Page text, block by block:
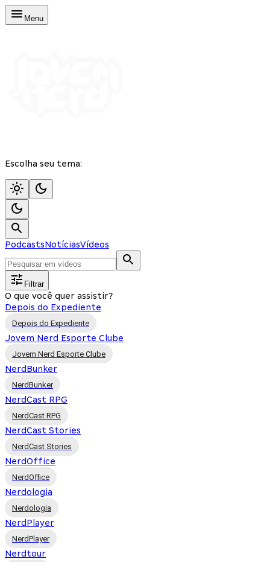
Menu
Escolha seu tema:
PodcastsNotíciasVídeos
Filtrar
O que você quer assistir?
Depois do Expediente
Depois do Expediente
Jovem Nerd Esporte Clube
Jovem Nerd Esporte Clube
NerdBunker
NerdBunker
NerdCast RPG
NerdCast RPG
NerdCast Stories
NerdCast Stories
NerdOffice
NerdOffice
Nerdologia
Nerdologia
NerdPlayer
NerdPlayer
Nerdtour